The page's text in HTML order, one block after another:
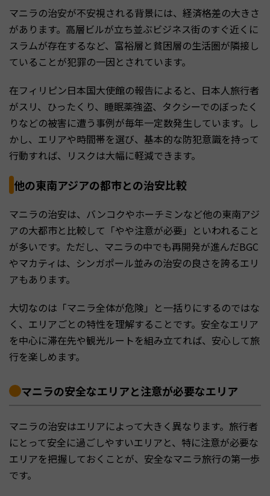
マニラの治安が不安視される背景には、経済格差の大きさ
があります。高層ビルが立ち並ぶビジネス街のすぐ近くに
スラムが存在するなど、富裕層と貧困層の生活圏が隣接し
ていることが犯罪の一因とされています。
在フィリピン日本国大使館の報告によると、日本人旅行者
がスリ、ひったくり、睡眠薬強盗、タクシーでのぼったく
りなどの被害に遭う事例が毎年一定数発生しています。し
かし、エリアや時間帯を選び、基本的な防犯意識を持って
行動すれば、リスクは大幅に軽減できます。
他の東南アジアの都市との治安比較
マニラの治安は、バンコクやホーチミンなど他の東南アジ
アの大都市と比較して「やや注意が必要」といわれること
が多いです。ただし、マニラの中でも再開発が進んだBGC
やマカティは、シンガポール並みの治安の良さを誇るエリ
アもあります。
大切なのは「マニラ全体が危険」と一括りにするのではな
く、エリアごとの特性を理解することです。安全なエリア
を中心に滞在先や観光ルートを組み立てれば、安心して旅
行を楽しめます。
マニラの安全なエリアと注意が必要なエリア
マニラの治安はエリアによって大きく異なります。旅行者
にとって安全に過ごしやすいエリアと、特に注意が必要な
エリアを把握しておくことが、安全なマニラ旅行の第一歩
です。